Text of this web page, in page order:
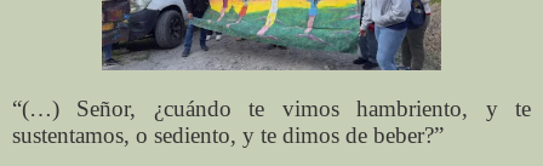
“(…) Señor, ¿cuándo te vimos hambriento, y te
sustentamos, o sediento, y te dimos de beber?”